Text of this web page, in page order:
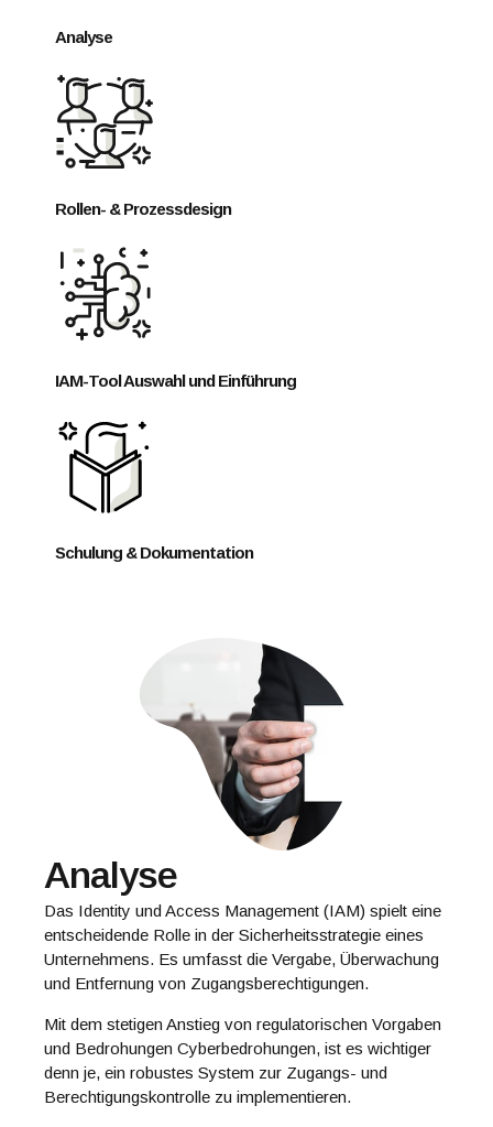
Analyse
Rollen- & Prozessdesign
IAM-Tool Auswahl und Einführung
Schulung & Dokumentation
Analyse
Das Identity und Access Management (IAM) spielt eine
entscheidende Rolle in der Sicherheitsstrategie eines
Unternehmens. Es umfasst die Vergabe, Überwachung
und Entfernung von Zugangsberechtigungen.
Mit dem stetigen Anstieg von regulatorischen Vorgaben
und Bedrohungen Cyberbedrohungen, ist es wichtiger
denn je, ein robustes System zur Zugangs- und
Berechtigungskontrolle zu implementieren.